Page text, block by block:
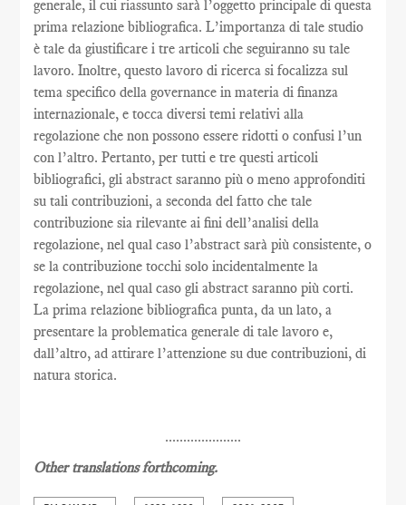
generale, il cui riassunto sarà l’oggetto principale di questa
prima relazione bibliografica. L’importanza di tale studio
è tale da giustificare i tre articoli che seguiranno su tale
lavoro. Inoltre, questo lavoro di ricerca si focalizza sul
tema specifico della governance in materia di finanza
internazionale, e tocca diversi temi relativi alla
regolazione che non possono essere ridotti o confusi l’un
con l’altro. Pertanto, per tutti e tre questi articoli
bibliografici, gli abstract saranno più o meno approfonditi
su tali contribuzioni, a seconda del fatto che tale
contribuzione sia rilevante ai fini dell’analisi della
regolazione, nel qual caso l’abstract sarà più consistente, o
se la contribuzione tocchi solo incidentalmente la
regolazione, nel qual caso gli abstract saranno più corti.
La prima relazione bibliografica punta, da un lato, a
presentare la problematica generale di tale lavoro e,
dall’altro, ad attirare l’attenzione su due contribuzioni, di
natura storica.
.....................
Other translations forthcoming.